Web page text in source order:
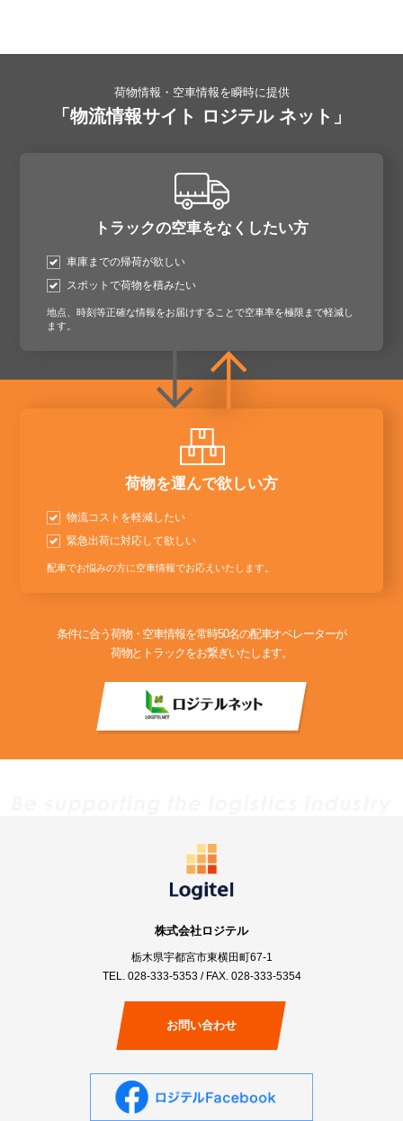
荷物情報・空車情報を瞬時に提供
「物流情報サイト ロジテル ネット」
トラックの空車をなくしたい方
車庫までの帰荷が欲しい
スポットで荷物を積みたい
地点、時刻等正確な情報をお届けすることで空車率を極限まで軽減し
ます。
荷物を運んで欲しい方
物流コストを軽減したい
緊急出荷に対応して欲しい
配車でお悩みの方に空車情報でお応えいたします。
条件に合う荷物・空車情報を常時50名の配車オペレーターが
荷物とトラックをお繋ぎいたします。
株式会社ロジテル
栃木県宇都宮市東横田町67-1
TEL. 028-333-5353 / FAX. 028-333-5354
お問い合わせ